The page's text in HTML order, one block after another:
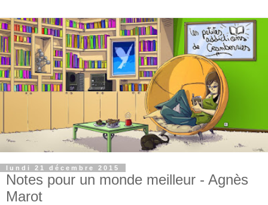
lundi 21 décembre 2015
Notes pour un monde meilleur - Agnès
Marot